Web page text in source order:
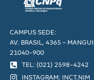
CAMPUS SEDE:
AV. BRASIL, 4365 –
21040-900
TEL: (021) 2598-4242
INSTAGRAM: INCT.NIM